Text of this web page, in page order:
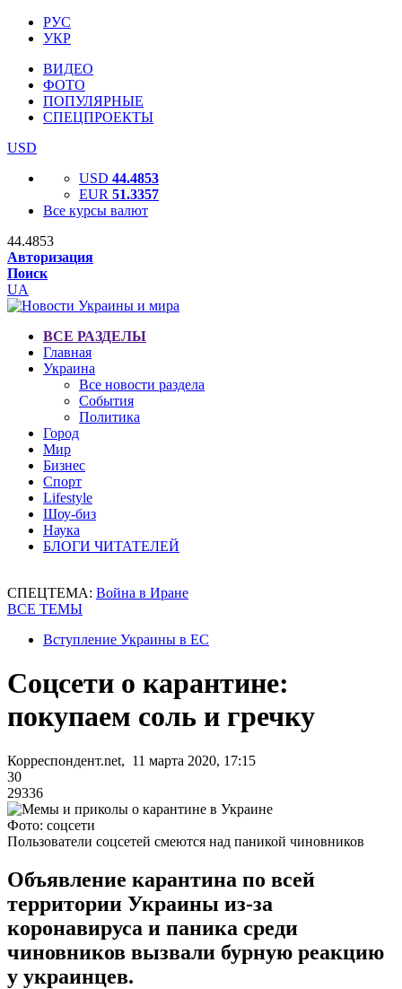
РУС
УКР
ВИДЕО
ФОТО
ПОПУЛЯРНЫЕ
СПЕЦПРОЕКТЫ
USD
USD 44.4853
EUR 51.3357
Все курсы валют
44.4853
Авторизация
Поиск
UA
ВСЕ РАЗДЕЛЫ
Главная
Украина
Все новости раздела
События
Политика
Город
Мир
Бизнес
Спорт
Lifestyle
Шоу-биз
Наука
БЛОГИ ЧИТАТЕЛЕЙ
СПЕЦТЕМА: Война в Иране
ВСЕ ТЕМЫ
Вступление Украины в ЕС
Соцсети о карантине:
покупаем соль и гречку
Корреспондент.net, 11 марта 2020, 17:15
30
29336
Фото: соцсети
Пользователи соцсетей смеются над паникой чиновников
Объявление карантина по всей
территории Украины из-за
коронавируса и паника среди
чиновников вызвали бурную реакцию
у украинцев.